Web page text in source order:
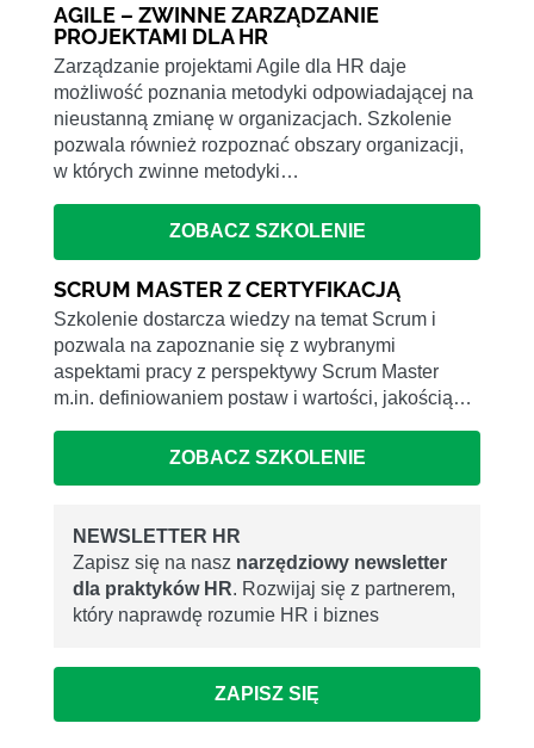
AGILE – ZWINNE ZARZĄDZANIE
PROJEKTAMI DLA HR
Zarządzanie projektami Agile dla HR daje
możliwość poznania metodyki odpowiadającej na
nieustanną zmianę w organizacjach. Szkolenie
pozwala również rozpoznać obszary organizacji,
w których zwinne metodyki…
ZOBACZ SZKOLENIE
SCRUM MASTER Z CERTYFIKACJĄ
Szkolenie dostarcza wiedzy na temat Scrum i
pozwala na zapoznanie się z wybranymi
aspektami pracy z perspektywy Scrum Master
m.in. definiowaniem postaw i wartości, jakością…
ZOBACZ SZKOLENIE
NEWSLETTER HR
Zapisz się na nasz narzędziowy newsletter
dla praktyków HR. Rozwijaj się z partnerem,
który naprawdę rozumie HR i biznes
ZAPISZ SIĘ